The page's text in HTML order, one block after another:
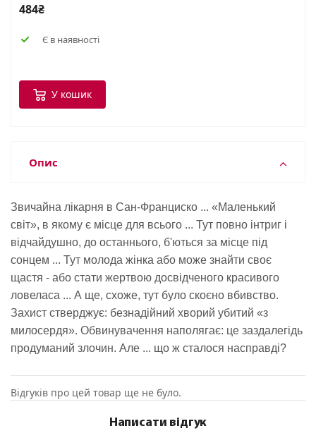
484₴
Є в наявності
У кошик
Опис
Звичайна лікарня в Сан-Франциско ... «Маленький
світ», в якому є місце для всього ... Тут повно інтриг і
відчайдушно, до останнього, б'ються за місце під
сонцем ... Тут молода жінка або може знайти своє
щастя - або стати жертвою досвідченого красивого
ловеласа ... А ще, схоже, тут було скоєно вбивство.
Захист стверджує: безнадійний хворий убитий «з
милосердя». Обвинувачення наполягає: це заздалегідь
продуманий злочин. Але ... що ж сталося насправді?
Відгуків про цей товар ще не було.
Написати відгук